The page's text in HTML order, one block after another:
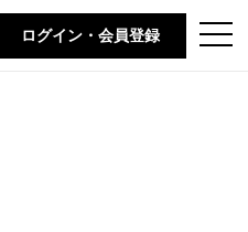
t
o
ログイン・会員登録